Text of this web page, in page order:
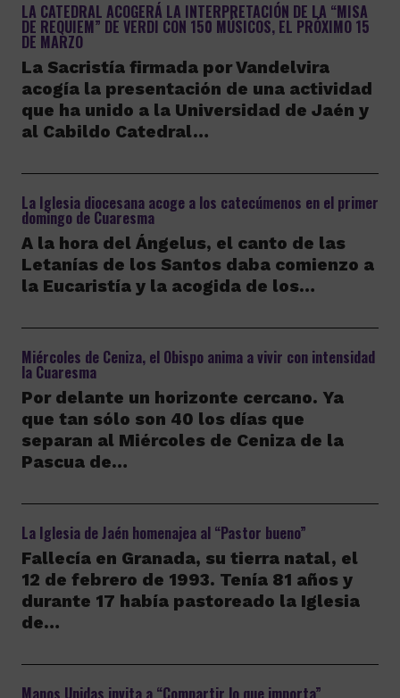
LA CATEDRAL ACOGERÁ LA INTERPRETACIÓN DE LA “MISA
DE REQUIEM” DE VERDI CON 150 MÚSICOS, EL PRÓXIMO 15
DE MARZO
La Sacristía firmada por Vandelvira
acogía la presentación de una actividad
que ha unido a la Universidad de Jaén y
al Cabildo Catedral…
La Iglesia diocesana acoge a los catecúmenos en el primer
domingo de Cuaresma
A la hora del Ángelus, el canto de las
Letanías de los Santos daba comienzo a
la Eucaristía y la acogida de los…
Miércoles de Ceniza, el Obispo anima a vivir con intensidad
la Cuaresma
Por delante un horizonte cercano. Ya
que tan sólo son 40 los días que
separan al Miércoles de Ceniza de la
Pascua de…
La Iglesia de Jaén homenajea al “Pastor bueno”
Fallecía en Granada, su tierra natal, el
12 de febrero de 1993. Tenía 81 años y
durante 17 había pastoreado la Iglesia
de…
Manos Unidas invita a “Compartir lo que importa”